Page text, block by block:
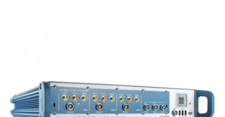
Broadcast and Media
Cybersecurity